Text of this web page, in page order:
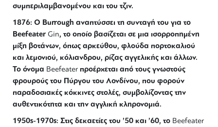
συμπεριλαμβανομένου και του τζιν.
1876: Ο Burrough αναπτύσσει τη συνταγή του για το
BeefeaterGin, το οποίο βασίζεται σε μια ισορροπημένη
μίξη βοτάνων, όπως αρκεύθου, φλούδα πορτοκαλιού
και λεμονιού, κόλιανδρου, ρίζας αγγελικής και άλλων.
Το όνομα Beefeaterπροέρχεται από τους γνωστούς
φρουρούς του Πύργου του Λονδίνου, που φορούν
παραδοσιακές κόκκινες στολές, συμβολίζοντας την
αυθεντικότητα και την αγγλική κληρονομιά.
1950s-1970s: Στις δεκαετίες του ’50 και ’60, το Beefeater